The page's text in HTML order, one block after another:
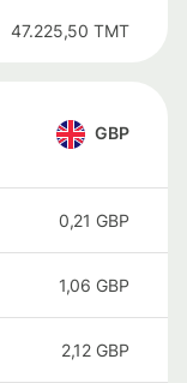
47.225,50 TMT
GBP
0,21 GBP
1,06 GBP
2,12 GBP